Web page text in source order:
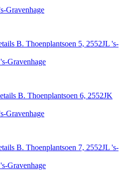
Gravenhage
B. Thoenplantsoen 5, 2552JL 's-
Gravenhage
B. Thoenplantsoen 6, 2552JK
Gravenhage
B. Thoenplantsoen 7, 2552JL 's-
Gravenhage